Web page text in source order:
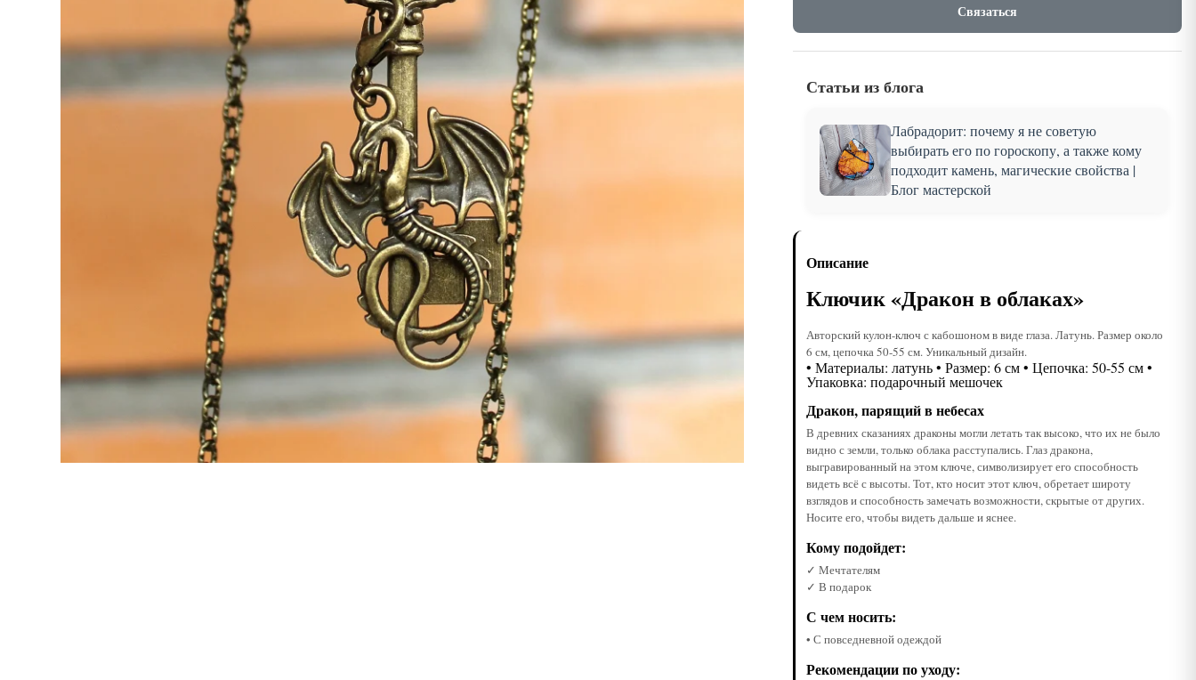
Связаться
Статьи из блога
Лабрадорит: почему я не советую
выбирать его по гороскопу, а также кому
подходит камень, магические свойства |
Блог мастерской
Описание
Ключик «Дракон в облаках»
Авторский кулон-ключ с кабошоном в виде глаза. Латунь. Размер около
6 см, цепочка 50-55 см. Уникальный дизайн.
• Материалы: латунь • Размер: 6 см • Цепочка: 50-55 см •
Упаковка: подарочный мешочек
Дракон, парящий в небесах
В древних сказаниях драконы могли летать так высоко, что их не было
видно с земли, только облака расступались. Глаз дракона,
выгравированный на этом ключе, символизирует его способность
видеть всё с высоты. Тот, кто носит этот ключ, обретает широту
взглядов и способность замечать возможности, скрытые от других.
Носите его, чтобы видеть дальше и яснее.
Кому подойдет:
✓ Мечтателям
✓ В подарок
С чем носить:
• С повседневной одеждой
Рекомендации по уходу: